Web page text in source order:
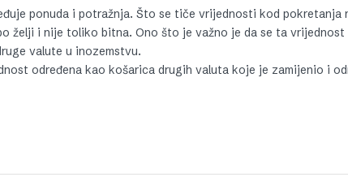
ponuda i potražnja. Što se tiče vrijednosti kod pokretanja
želji i nije toliko bitna. Ono što je važno je da se ta
valute u inozemstvu.
određena kao košarica drugih valuta koje je zamijenio i